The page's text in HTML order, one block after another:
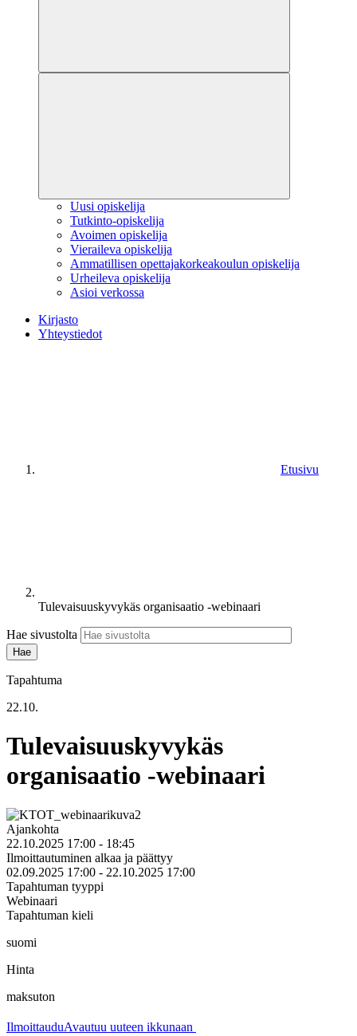
Uusi opiskelija
Tutkinto-opiskelija
Avoimen opiskelija
Vieraileva opiskelija
Ammatillisen opettajakorkeakoulun opiskelija
Urheileva opiskelija
Asioi verkossa
Kirjasto
Yhteystiedot
Etusivu
Tulevaisuuskyvykäs organisaatio -webinaari
Hae sivustolta
Tapahtuma
22.10.
Tulevaisuuskyvykäs
organisaatio -webinaari
Ajankohta
22.10.2025 17:00 - 18:45
Ilmoittautuminen alkaa ja päättyy
02.09.2025 17:00 - 22.10.2025 17:00
Tapahtuman tyyppi
Webinaari
Tapahtuman kieli
suomi
Hinta
maksuton
IlmoittauduAvautuu uuteen ikkunaan